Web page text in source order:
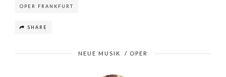
OPER FRANKFURT
SHARE
NEUE MUSIK / OPER